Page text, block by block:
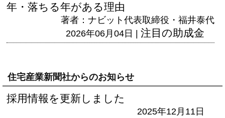
年・落ちる年がある理由
著者：ナビット代表取締役・福井泰代
2026年06月04日 | 注目の助成金
住宅産業新聞社からのお知らせ
採用情報を更新しました
2025年12月11日